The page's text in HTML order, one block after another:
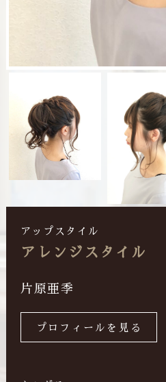
アップスタイル
アレンジスタイル
片原亜季
プロフィールを見る